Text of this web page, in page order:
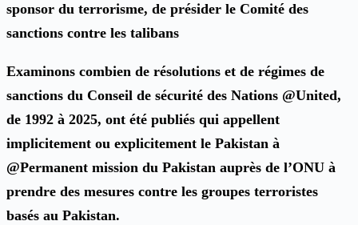
sponsor du terrorisme, de présider le Comité des
sanctions contre les talibans
Examinons combien de résolutions et de régimes de
sanctions du Conseil de sécurité des Nations @United,
de 1992 à 2025, ont été publiés qui appellent
implicitement ou explicitement le Pakistan à
@Permanent mission du Pakistan auprès de l’ONU à
prendre des mesures contre les groupes terroristes
basés au Pakistan.